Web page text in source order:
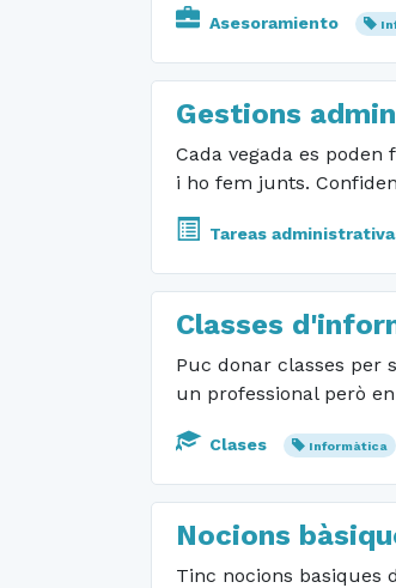
Asesoramiento
Gestions
Cada vegada es
i ho fem junts.
Tareas
Classes
Puc donar classes per
un professional però
Clases Informàtica
Nocions
Tinc nocions basiques